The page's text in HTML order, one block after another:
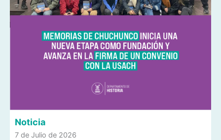
Noticia
7 de Julio de 2026